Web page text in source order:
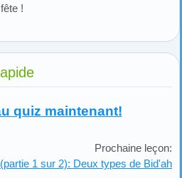
!
quiz maintenant!
Prochaine leçon:
1 sur 2): Deux types de Bid'ah